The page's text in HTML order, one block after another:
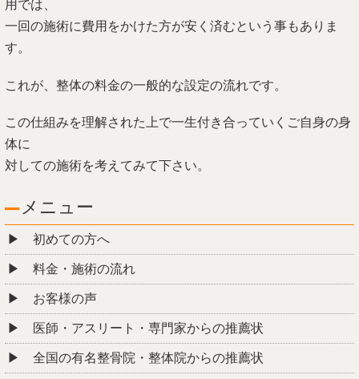
用では、
一回の施術に費用をかけた方が安く済むという事もありま
す。
これが、整体の料金の一般的な設定の流れです。
この仕組みを理解された上で一生付き合っていくご自身の身
体に
対しての施術を考えてみて下さい。
メニュー
初めての方へ
料金・施術の流れ
お客様の声
医師・アスリート・専門家からの推薦状
全国の有名整骨院・整体院からの推薦状